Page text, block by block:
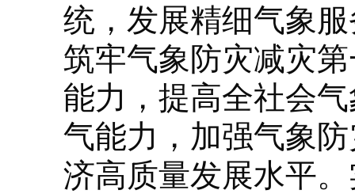
统，发展精细气象
筑牢气象防灾减灾
能力，提高全社会
气能力，加强气象
济高质量发展水平